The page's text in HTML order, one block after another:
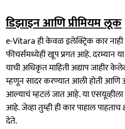
डिझाइन आणि प्रीमियम लूक
e-Vitara ही केवळ इलेक्ट्रिक कार नाही
फीचर्समध्येही खूप प्रगत आहे. दरम्यान
याची अधिकृत माहिती अद्याप जाहीर
म्हणून सादर करण्यात आली होती आणि
आल्याचं म्हटलं जात आहे. या
आहे. जेव्हा तुम्ही ही कार पाहाल पाहताच
देते.